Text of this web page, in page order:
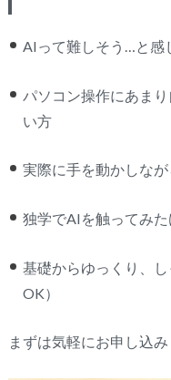
AIって難しそう…と感
パソコン操作にあま
い方
実際に手を動かしな
独学でAIを触ってみ
基礎からゆっくり、
OK）
まずは気軽にお申し込